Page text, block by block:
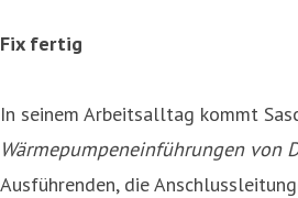
Fix fertig
In seinem Arbeitsalltag kommt
Wärmepumpeneinführungen von
Ausführenden, die